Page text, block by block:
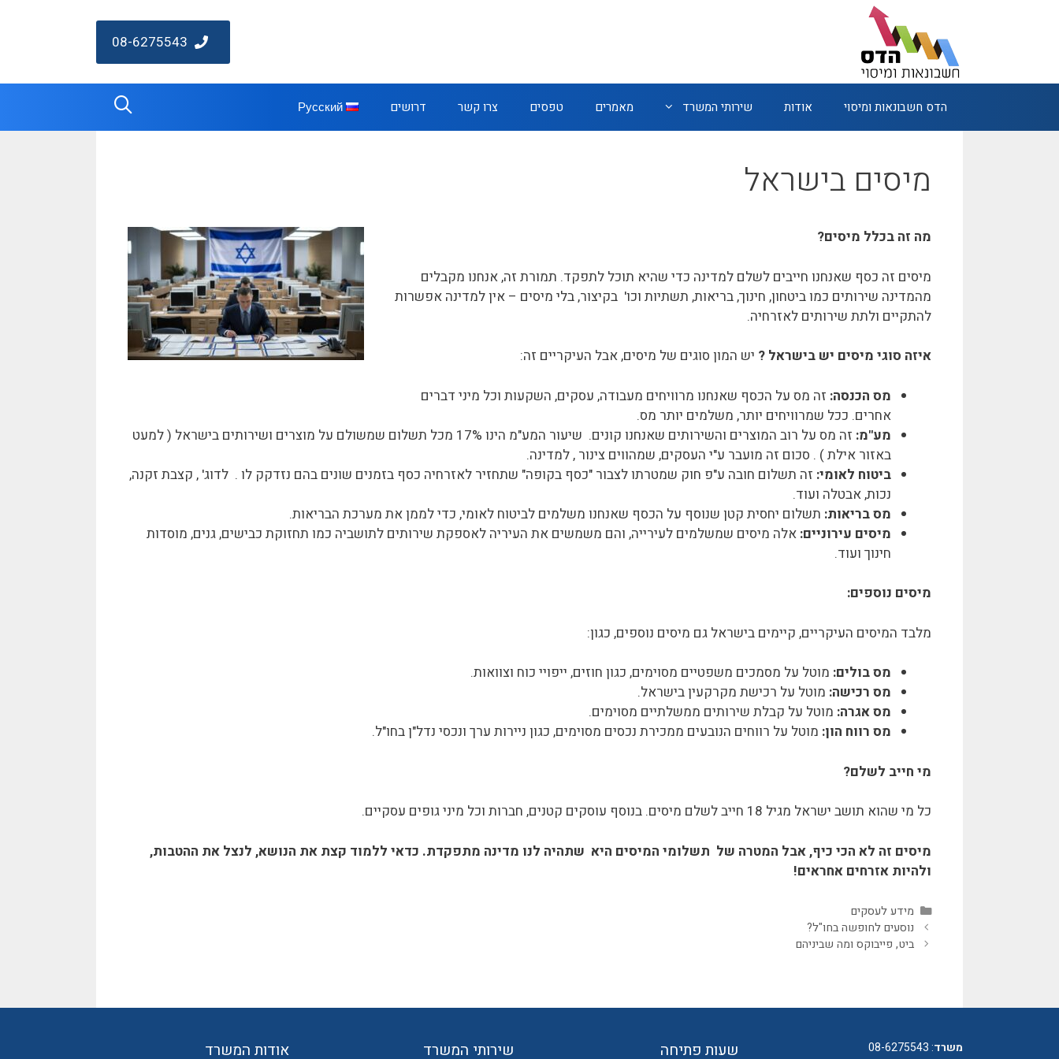
08-6275543
הדס חשבונאות ומיסוי אודות שירותי המשרד מאמרים טפסים צרו קשר דרושים Русский
מיסים בישראל
מה זה בכלל מיסים?
מיסים זה כסף שאנחנו חייבים לשלם למדינה כדי שהיא תוכל לתפקד. תמורת זה, אנחנו מקבלים
מהמדינה שירותים כמו ביטחון, חינוך, בריאות, תשתיות וכו' בקיצור, בלי מיסים – אין למדינה אפשרות
להתקיים ולתת שירותים לאזרחיה.
איזה סוגי מיסים יש בישראל ? יש המון סוגים של מיסים, אבל העיקריים זה:
מס הכנסה: זה מס על הכסף שאנחנו מרוויחים מעבודה, עסקים, השקעות וכל מיני דברים
אחרים. ככל שמרוויחים יותר, משלמים יותר מס.
מע"מ:
זה מס על רוב המוצרים והשירותים שאנחנו קונים. שיעור המע"מ הינו 17% מכל תשלום שמשולם על מוצרים ושירותים בישראל ( למעט
באזור אילת ) . סכום זה מועבר ע"י העסקים, שמהווים צינור , למדינה.
ביטוח לאומי: זה תשלום חובה ע"פ חוק שמטרתו לצבור "כסף בקופה" שתחזיר לאזרחיה כסף בזמנים שונים בהם נזדקק לו . לדוג' , קצבת זקנה,
נכות, אבטלה ועוד.
מס בריאות: תשלום יחסית קטן שנוסף על הכסף שאנחנו משלמים לביטוח לאומי, כדי לממן את מערכת הבריאות.
מיסים עירוניים: אלה מיסים שמשלמים לעירייה, והם משמשים את העיריה לאספקת שירותים לתושביה כמו תחזוקת כבישים, גנים, מוסדות
חינוך ועוד.
מיסים נוספים:
מלבד המיסים העיקריים, קיימים בישראל גם מיסים נוספים, כגון:
מס בולים: מוטל על מסמכים משפטיים מסוימים, כגון חוזים, ייפויי כוח וצוואות.
מס רכישה: מוטל על רכישת מקרקעין בישראל.
מס אגרה: מוטל על קבלת שירותים ממשלתיים מסוימים.
מס רווח הון: מוטל על רווחים הנובעים ממכירת נכסים מסוימים, כגון ניירות ערך ונכסי נדל"ן בחו"ל.
מי חייב לשלם?
כל מי שהוא תושב ישראל מגיל 18 חייב לשלם מיסים. בנוסף עוסקים קטנים, חברות וכל מיני גופים עסקיים.
מיסים זה לא הכי כיף, אבל המטרה של תשלומי המיסים היא שתהיה לנו מדינה מתפקדת. כדאי ללמוד קצת את הנושא, לנצל את ההטבות,
ולהיות אזרחים אחראים!
קטגוריות
מידע לעסקים
נוסעים לחופשה בחו"ל?
ביט, פייבוקס ומה שביניהם
משרד:
08-6275543
שעות פתיחה שירותי המשרד אודות המשרד